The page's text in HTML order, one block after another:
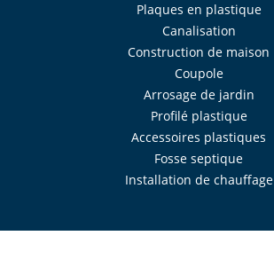
Plaques en plastique
Canalisation
Construction de maison
Coupole
Arrosage de jardin
Profilé plastique
Accessoires plastiques
Fosse septique
Installation de chauffage